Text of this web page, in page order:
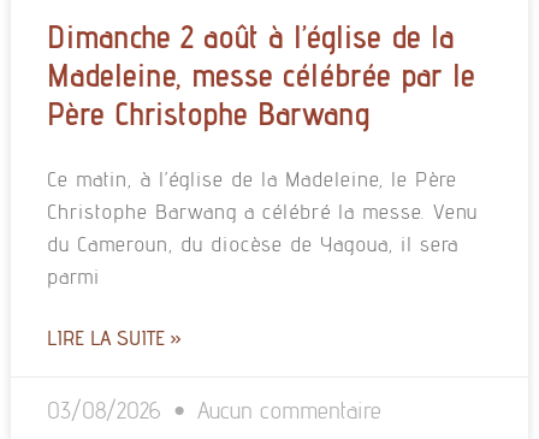
Dimanche 2 août à l’église de la
Madeleine, messe célébrée par le
Père Christophe Barwang
Ce matin, à l’église de la Madeleine, le Père
Christophe Barwang a célébré la messe. Venu
du Cameroun, du diocèse de Yagoua, il sera
parmi
LIRE LA SUITE »
03/08/2026 Aucun commentaire